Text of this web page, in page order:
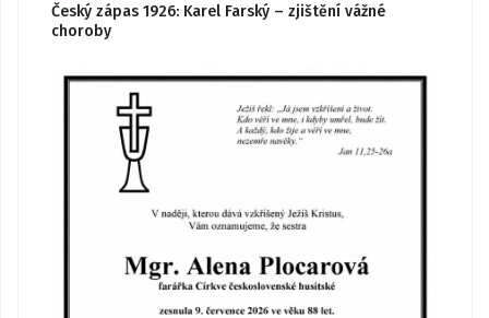
Český zápas 1926: Karel Farský – zjištění vážné
choroby